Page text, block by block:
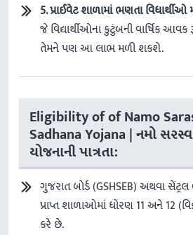
5. પ્રાઈવેટ શાળામાં ભણતા
જે વિદ્યાર્થીઓના કુટુંબની વાર્ષિક
તેમને પણ આ લાભ મળી શકશે.
Eligibility of of Namo
Sadhana Yojana | નમો
યોજનાની પાત્રતા:
ગુજરાત બોર્ડ (GSHSEB) અથવા સેંટ્રલ
પ્રાપ્ત શાળાઓમાં ધોરણ 11 અને 12
કરે છે.